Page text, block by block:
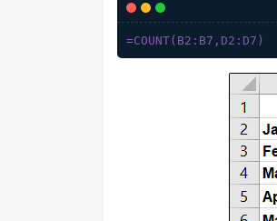
=COUNT(B2:B7,D2:D7)